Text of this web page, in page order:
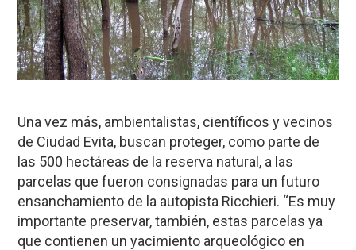
Una vez más, ambientalistas, científicos y vecinos
de Ciudad Evita, buscan proteger, como parte de
las 500 hectáreas de la reserva natural, a las
parcelas que fueron consignadas para un futuro
ensanchamiento de la autopista Ricchieri. “Es muy
importante preservar, también, estas parcelas ya
que contienen un yacimiento arqueológico en